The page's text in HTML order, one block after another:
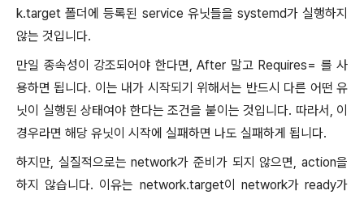
k.target 폴더에 등록된 service 유닛들을 systemd가 실행하지
않는 것입니다.
만일 종속성이 강조되어야 한다면, After 말고 Requires= 를 사
용하면 됩니다. 이는 내가 시작되기 위해서는 반드시 다른 어떤 유
닛이 실행된 상태여야 한다는 조건을 붙이는 것입니다. 따라서, 이
경우라면 해당 유닛이 시작에 실패하면 나도 실패하게 됩니다.
하지만, 실질적으로는 network가 준비가 되지 않으면, action을
하지 않습니다. 이유는 network.target이 network가 ready가